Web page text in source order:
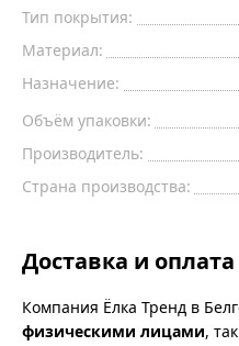
Тип покрытия:
Материал:
Назначение:
Объём упаковки:
Производитель:
Страна производства:
Доставка и оплата
Компания Ёлка Тренд в
физическими лицами,